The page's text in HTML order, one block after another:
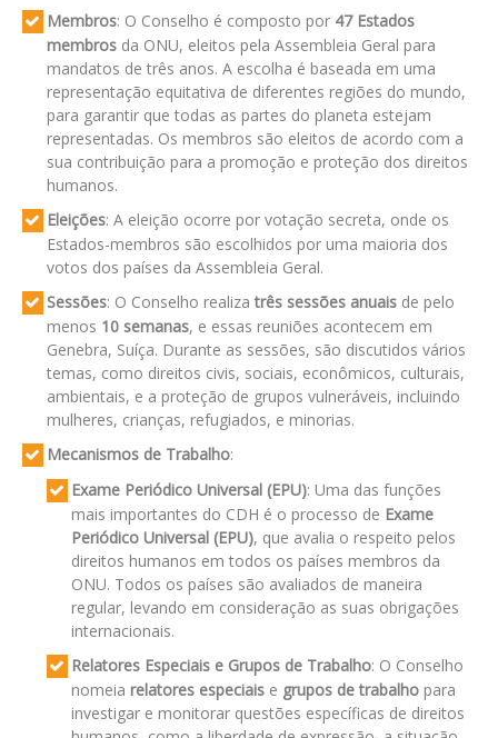
Membros: O Conselho é composto por 47 Estados
membrosda ONU, eleitos pela Assembleia Geral para
mandatos de três anos. A escolha é baseada em uma
representação equitativa de diferentes regiões do mundo,
para garantir que todas as partes do planeta estejam
representadas. Os membros são eleitos de acordo com a
sua contribuição para a promoção e proteção dos direitos
humanos.
Eleições: A eleição ocorre por votação secreta, onde os
Estados-membros são escolhidos por uma maioria dos
votos dos países da Assembleia Geral.
Sessões: O Conselho realizatrês sessões anuaisde pelo
menos 10 semanas, e essas reuniões acontecem em
Genebra, Suíça. Durante as sessões, são discutidos vários
temas, como direitos civis, sociais, econômicos, culturais,
ambientais, e a proteção de grupos vulneráveis, incluindo
mulheres, crianças, refugiados, e minorias.
Mecanismos de Trabalho:
Exame Periódico Universal (EPU): Uma das funções
mais importantes do CDH é o processo de Exame
Periódico Universal (EPU), que avalia o respeito pelos
direitos humanos em todos os países membros da
ONU. Todos os países são avaliados de maneira
regular, levando em consideração as suas obrigações
internacionais.
Relatores Especiais e Grupos de Trabalho: O Conselho
nomeia relatores especiaise grupos de trabalhopara
investigar e monitorar questões específicas de direitos